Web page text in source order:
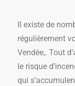
Il existe de
régulièrement
Vendée,. Tout
le risque
qui